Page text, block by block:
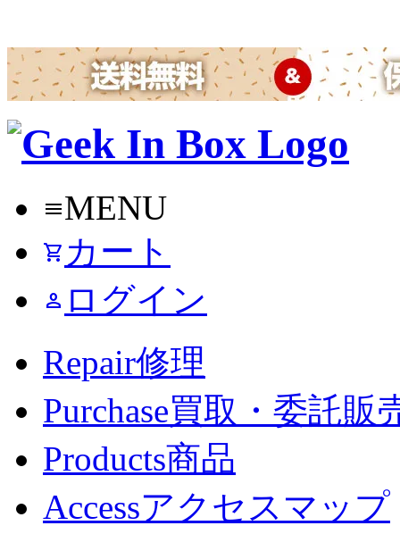
menuMENU
shopping_cart カート
person ログイン
Repair修理
Purchase買取・委託販
Products商品
Accessアクセスマップ